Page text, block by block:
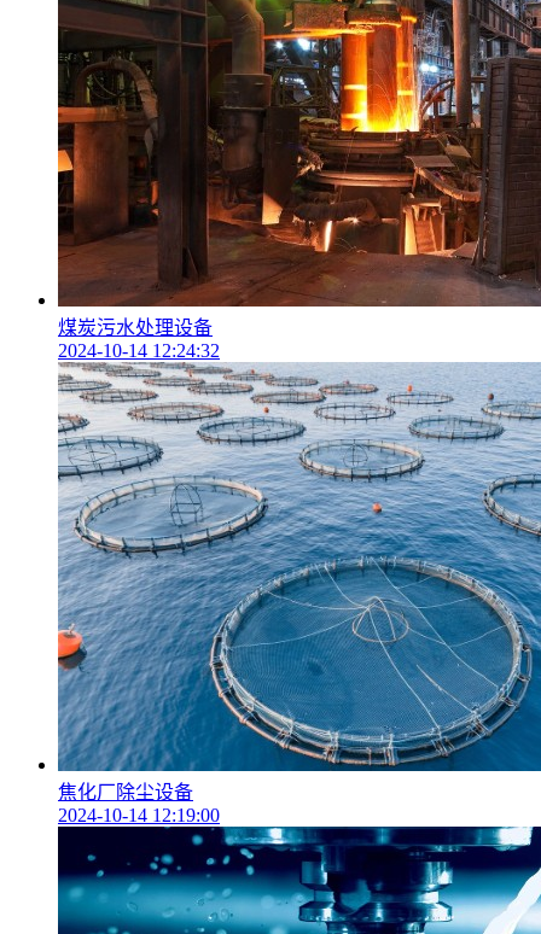
煤炭污水处理设备
2024-10-14 12:24:32
焦化厂除尘设备
2024-10-14 12:19:00